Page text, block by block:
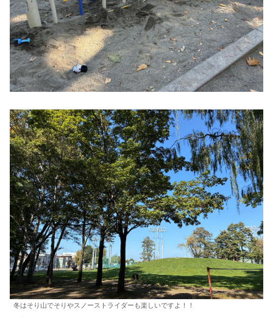
冬はそり山でそりやスノーストライダーも楽しいですよ！！